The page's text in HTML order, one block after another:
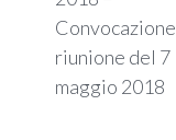
Convocazione
riunione del 7
maggio 2018